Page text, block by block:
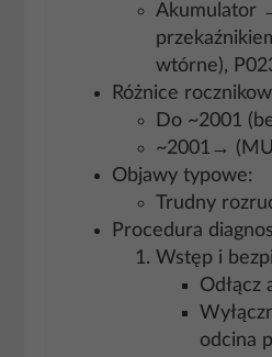
Akumulator
wtórne),
Różnice
Do ~2001
~2001→
Objawy typowe:
Trudny
Procedura
Wstęp i
Odłącz
odcina